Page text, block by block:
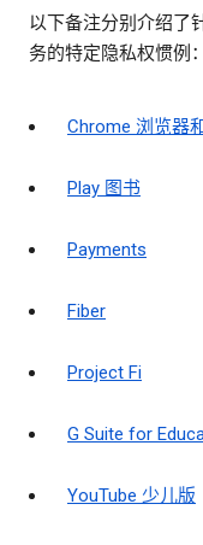
以下备注分别介绍了
务的特定隐私权惯例：
Chrome 浏览器
Play 图书
Payments
Fiber
Project Fi
G Suite for
YouTube 少儿版